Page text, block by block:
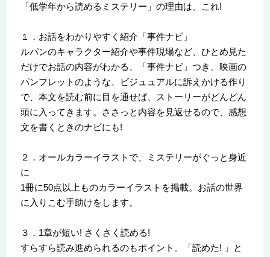
「低学年から読めるミステリー」の理由は、これ!
１．お話をわかりやすく紹介「事件ナビ」
ルパンのキャラクター紹介や事件現場など、ひとめ見た
だけでお話の内容がわかる、「事件ナビ」つき。映画の
パンフレットのような、ビジュュアルに訴えかける作り
で、本文を読む前に目を通せば、ストーリーがどんどん
頭に入ってきます。ささっと内容を見返せるので、感想
文を書くときのナビにも!
２．オールカラーイラストで、ミステリーがぐっと身近
に
1冊に50点以上ものカラーイラストを掲載。お話の世界
に入りこむ手助けをします。
３．1章が短い! さくさく読める!
すらすら読み進められるのもポイント。「読めた! 」と